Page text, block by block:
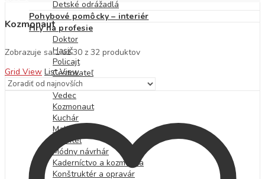
Detské odrážadlá
Pohybové pomôcky – interiér
Hry na profesie
Doktor
Hasič
Policajt
Cestovateľ
Hudobník
Vedec
Kozmonaut
Kuchár
Maliar
Staviteľ
Módny návrhár
Kaderníctvo a kozmetika
Konštruktér a opravár
Kozmonaut
Zobrazuje sa 1 až 30 z 32 produktovZoradené
Grid View List View